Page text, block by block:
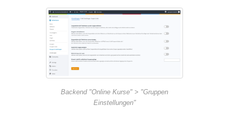
Backend "Online Kurse" > "Gruppen
Einstellungen"